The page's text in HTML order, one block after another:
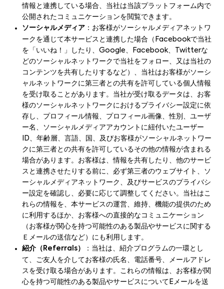
情報と連携している場合、当社は当該プラットフォーム内で
公開されたコミュニケーションを閲覧できます。
ソーシャルメディア ：お客様がソーシャルメディアネットワ
ークを通じて本サービスと連携した場合（Facebookで当社
を「いいね！」したり、Google、Facebook、Twitterな
どのソーシャルネットワークで当社をフォロー、又は当社の
コンテンツを共有したりするなど）、当社はお客様がソーシ
ャルネットワークに第三者との共有を許可している個人情報
を受け取ることがあります。当社が受け取るデータは、お客
様のソーシャルネットワークにおけるプライバシー設定に依
存し、プロフィール情報、プロフィール画像、性別、ユーザ
ー名、ソーシャルメディアアカウントに紐付いたユーザー
ID、年齢層、言語、国、及びお客様がソーシャルネットワー
クに第三者との共有を許可しているその他の情報が含まれる
場合があります。お客様は、情報を共有したり、他のサービ
スと連携させたりする前に、必ず第三者のウェブサイト、ソ
ーシャルメディアネットワーク、及びサービスのプライバシ
ー設定を確認し、必要に応じて調整してください。当社はこ
れらの情報を、本サービスの運営、維持、機能の提供のため
に利用するほか、お客様への直接的なコミュニケーション
（お客様が関心を持つ可能性のある製品やサービスに関する
Ｅメールの送信など）にも利用します。
紹介（Referrals）
：当社は、紹介プログラムの一環とし
て、ご友人を介してお客様の氏名、電話番号、メールアドレ
スを受け取る場合があります。これらの情報は、お客様が関
心を持つ可能性のある製品やサービスについてEメールを送